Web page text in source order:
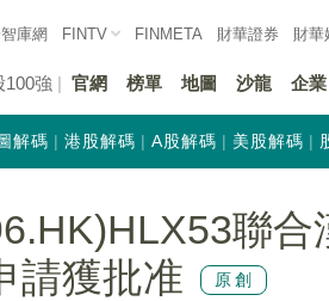
庫網 FINTV FINMETA 財華證券 財華
100強 官網 榜單 地圖 沙龍 企業
解碼 港股解碼 A股解碼 美股解碼
聯合
請獲批准
原創